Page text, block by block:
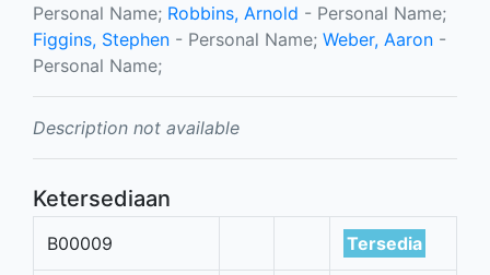
Personal Name; Robbins, Arnold - Personal Name;
Figgins, Stephen - Personal Name; Weber, Aaron -
Personal Name;
Description not available
Ketersediaan
B00009 Tersedia